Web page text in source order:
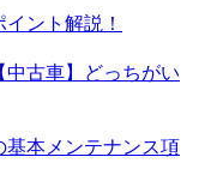
ント解説！
古車】どっちがい
基本メンテナンス項